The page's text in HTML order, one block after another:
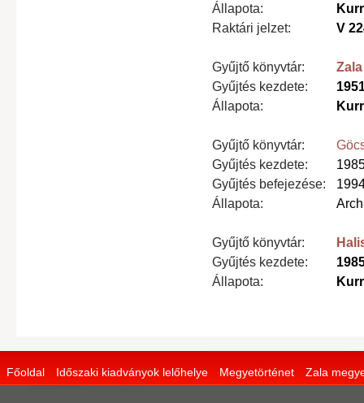
Állapota:
Raktári jelzet:
V
Gyűjtő könyvtár:
Gyűjtés kezdete:
Állapota:
Gyűjtő könyvtár:
Gyűjtés kezdete:
Gyűjtés befejezése:
Állapota:
Gyűjtő könyvtár:
Gyűjtés kezdete:
Állapota:
Főoldal Időszaki kiadványok lelőhelye Megyetörténet Zala